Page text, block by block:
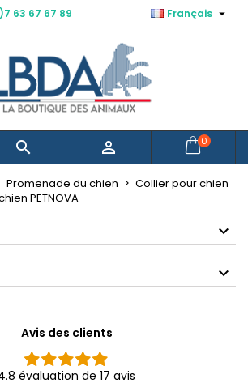
63 67 67 89 Français 
  0
Promenade du chien
Collier pour chien
PETNOVA
Avis des clients
évaluation de 17 avis
d'envies ×
nouvelle liste
liste d'envies ×
Annuler Créer une liste d'envies
×
connecté pour ajouter des produits
Annuler Connexion